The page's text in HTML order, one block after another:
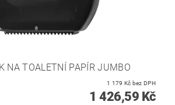
NA TOALETNÍ PAPÍR JUMBO
1 179 Kč bez DPH
1 426,59 Kč